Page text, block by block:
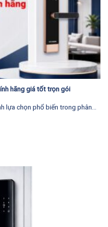
hãng giá tốt trọn gói
lựa chọn phổ biến trong phân...